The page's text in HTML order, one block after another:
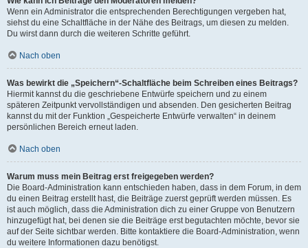
Wenn ein Administrator die entsprechenden Berechtigungen vergeben hat,
siehst du eine Schaltfläche in der Nähe des Beitrags, um diesen zu melden.
Du wirst dann durch die weiteren Schritte geführt.
Nach oben
Was bewirkt die „Speichern“-Schaltfläche beim Schreiben eines Beitrags?
Hiermit kannst du die geschriebene Entwürfe speichern und zu einem
späteren Zeitpunkt vervollständigen und absenden. Den gesicherten Beitrag
kannst du mit der Funktion „Gespeicherte Entwürfe verwalten“ in deinem
persönlichen Bereich erneut laden.
Nach oben
Warum muss mein Beitrag erst freigegeben werden?
Die Board-Administration kann entschieden haben, dass in dem Forum, in dem
du einen Beitrag erstellt hast, die Beiträge zuerst geprüft werden müssen. Es
ist auch möglich, dass die Administration dich zu einer Gruppe von Benutzern
hinzugefügt hat, bei denen sie die Beiträge erst begutachten möchte, bevor sie
auf der Seite sichtbar werden. Bitte kontaktiere die Board-Administration, wenn
du weitere Informationen dazu benötigst.